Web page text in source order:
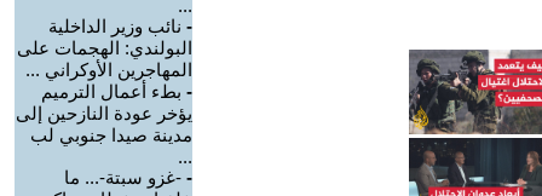
...
- نائب وزير الداخلية
البولندي: الهجمات على
المهاجرين الأوكراني ...
- بطء أعمال الترميم
يؤخر عودة النازحين إلى
مدينة صيدا جنوبي لب
...
- -غزو سبتة-... ما